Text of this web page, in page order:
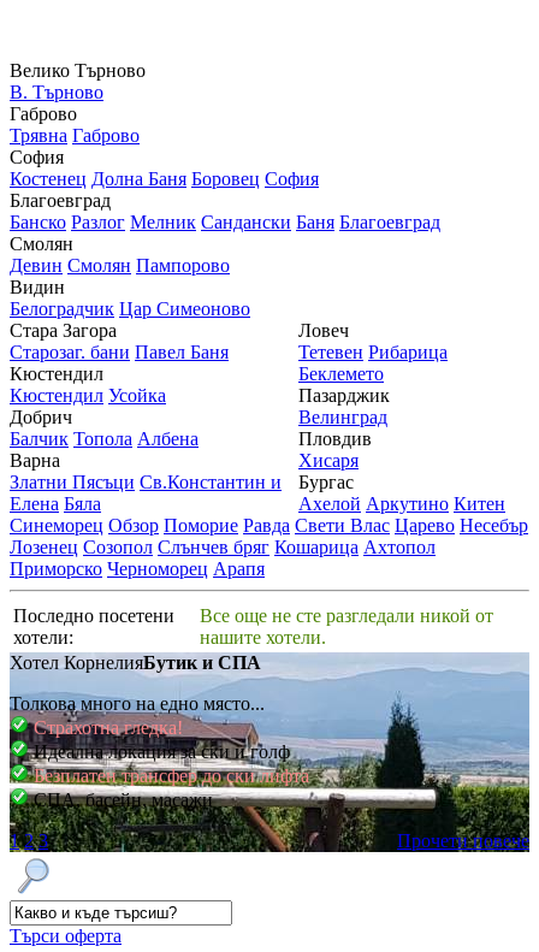
Велико Търново
В. Търново
Габрово
Трявна Габрово
София
Костенец Долна Баня Боровец София
Благоевград
Банско Разлог Мелник Сандански Баня Благоевград
Смолян
Девин Смолян Пампорово
Видин
Белоградчик Цар Симеоново
Стара Загора
Старозаг. бани Павел Баня
Кюстендил
Кюстендил Усойка
Добрич
Балчик Топола Албена
Варна
Златни Пясъци Св.Константин и
Елена Бяла
Ловеч
Тетевен Рибарица
Беклемето
Пазарджик
Велинград
Пловдив
Хисаря
Бургас
Ахелой Аркутино Китен
Синеморец Обзор Поморие Равда Свети Влас Царево Несебър
Лозенец Созопол Слънчев бряг Кошарица Ахтопол
Приморско Черноморец Арапя
Последно посетени
хотели:
Все още не сте разгледали никой от
нашите хотели.
Хотел КорнелияБутик и СПА
Толкова много на едно място...
Страхотна гледка!
Идеална локация за ски и голф
Безплатен трансфер до ски лифта
СПА, басейн, масажи
Прочети повече
1 2 3
Търси оферта